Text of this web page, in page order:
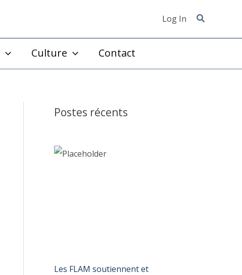
Log In
Culture Contact
Postes récents
Les FLAM soutiennent et